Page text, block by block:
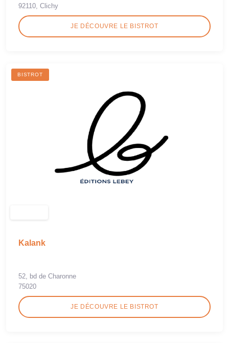
92110, Clichy
JE DÉCOUVRE LE BISTROT
BISTROT
Kalank
52, bd de Charonne
75020
JE DÉCOUVRE LE BISTROT